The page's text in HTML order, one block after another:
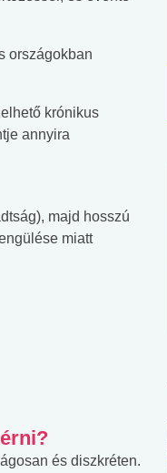
országokban
krónikus
annyira
majd hosszú
miatt
és diszkréten.